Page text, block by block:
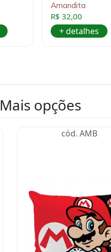
Amandita
R$ 32,00
+ detalhes
Mais opções
cód. AMB